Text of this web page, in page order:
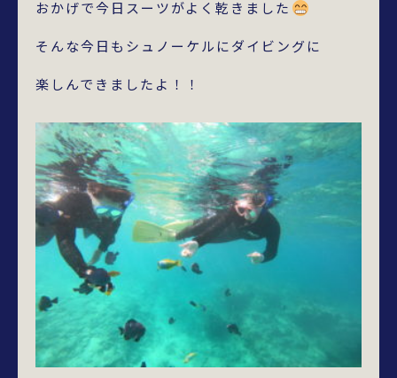
おかげで今日スーツがよく乾きました
そんな今日もシュノーケルにダイビングに
楽しんできましたよ！！